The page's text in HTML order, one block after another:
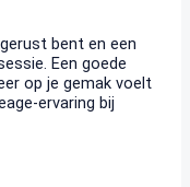
bent en een
Een goede
op je gemak voelt
ervaring bij